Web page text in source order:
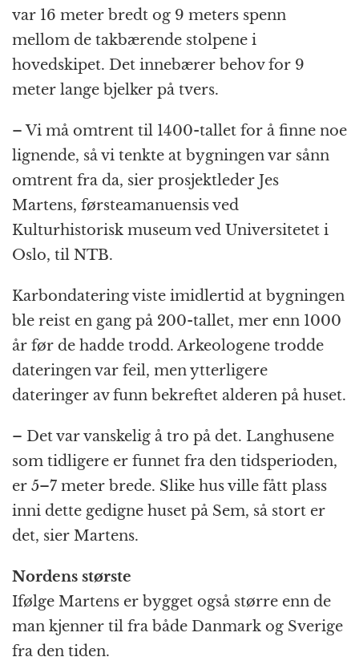
var 16 meter bredt og 9 meters spenn
mellom de takbærende stolpene i
hovedskipet. Det innebærer behov for 9
meter lange bjelker på tvers.
– Vi må omtrent til 1400-tallet for å finne noe
lignende, så vi tenkte at bygningen var sånn
omtrent fra da, sier prosjektleder Jes
Martens, førsteamanuensis ved
Kulturhistorisk museum ved Universitetet i
Oslo, til NTB.
Karbondatering viste imidlertid at bygningen
ble reist en gang på 200-tallet, mer enn 1000
år før de hadde trodd. Arkeologene trodde
dateringen var feil, men ytterligere
dateringer av funn bekreftet alderen på huset.
– Det var vanskelig å tro på det. Langhusene
som tidligere er funnet fra den tidsperioden,
er 5–7 meter brede. Slike hus ville fått plass
inni dette gedigne huset på Sem, så stort er
det, sier Martens.
Nordens største
Ifølge Martens er bygget også større enn de
man kjenner til fra både Danmark og Sverige
fra den tiden.